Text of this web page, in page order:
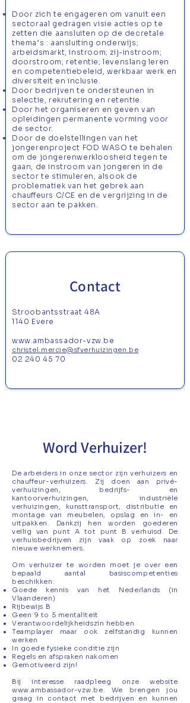
Door zich te engageren om vanuit een
sectoraal gedragen visie acties op te
zetten die aansluiten op de decretale
thema’s : aansluiting onderwijs;
arbeidsmarkt, instroom; zij-instroom;
doorstroom; retentie; levenslang leren
en competentiebeleid, werkbaar werk en
diversiteit en inclusie.
Door bedrijven te ondersteunen in
selectie, rekrutering en retentie.
Door het organiseren en geven van
opleidingen permanente vorming voor
de sector.
Door de doelstellingen van het
jongerenproject FOD WASO te behalen
om de jongerenwerkloosheid tegen te
gaan, de instroom van jongeren in de
sector te stimuleren, alsook de
problematiek van het gebrek aan
chauffeurs C/CE en de vergrijzing in de
sector aan te pakken.
Contact
Stroobantsstraat 48A
1140 Evere
www.ambassador-vzw.be
christel.mercie@sfverhuizingen.be
02 240 45 70
Word Verhuizer!
De arbeiders in onze sector zijn verhuizers en
chauffeur-verhuizers. Zij doen aan privé-
verhuizingen, bedrijfs- en
kantoorverhuizingen, industriële
verhuizingen, kunsttransport, distributie en
montage van meubelen, opslag en in- en
uitpakken. Dankzij hen worden goederen
veilig van punt A tot punt B verhuisd. De
verhuisbedrijven zijn vaak op zoek naar
nieuwe werknemers.
Om verhuizer te worden moet je over een
bepaald aantal basiscompetenties
beschikken:
Goede kennis van het Nederlands (in
Vlaanderen)
Rijbewijs B
Geen 9 to 5 mentaliteit
Verantwoordelijkheidszin hebben
Teamplayer maar ook zelfstandig kunnen
werken
In goede fysieke conditie zijn
Regels en afspraken nakomen
Gemotiveerd zijn!
Bij interesse raadpleeg onze website
www.ambassador-vzw.be. We brengen jou
graag in contact met bedrijven en kunnen